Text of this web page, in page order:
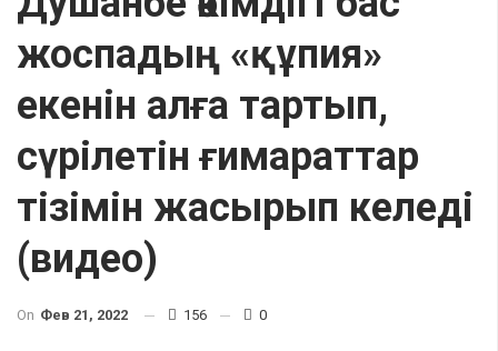
жоспадың «құпия»
екенін алға тартып,
сүрілетін ғимараттар
тізімін жасырып келеді
(видео)
On Фев 21, 2022 156 0